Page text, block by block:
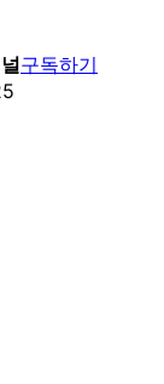
구독하기